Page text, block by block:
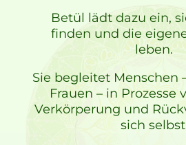
Betül lädt dazu ein,
finden und die
leben.
Sie begleitet Menschen
Frauen – in Prozesse
Verkörperung und
sich